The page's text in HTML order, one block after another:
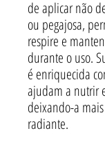
de aplicar não
ou pegajosa,
respire e
durante o uso.
é enriquecida
ajudam a nutrir
deixando-a
radiante.